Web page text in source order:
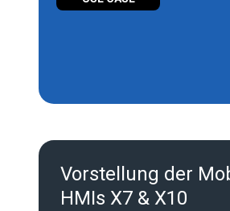
Vorstellung der
HMIs X7 & X10